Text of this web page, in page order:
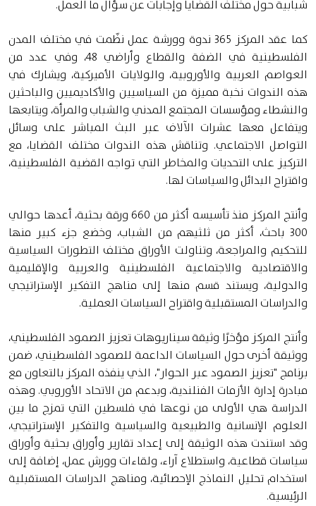
شبابية حول مختلف القضايا وإجابات عن سؤال ما العمل.
كما عقد المركز 365 ندوة وورشة عمل نظّمت في مختلف المدن
الفلسطينية في الضفة والقطاع وأراضي 48، وفي عدد من
العواصم العربية والأوروبية، والولايات الأميركية، ويشارك في
هذه الندوات نخبة مميزة من السياسيين والأكاديميين والباحثين
والنشطاء ومؤسسات المجتمع المدني والشباب والمرأة، ويتابعها
ويتفاعل معها عشرات الآلاف عبر البث المباشر على وسائل
التواصل الاجتماعي. وتناقش هذه الندوات مختلف القضايا، مع
التركيز على التحديات والمخاطر التي تواجه القضية الفلسطينية،
واقتراح البدائل والسياسات لها.
وأنتج المركز منذ تأسيسه أكثر من 660 ورقة بحثية، أعدها حوالي
300 باحث، أكثر من ثلثيهم من الشباب، وخضع جزء كبير منها
للتحكيم والمراجعة، وتناولت الأوراق مختلف التطورات السياسية
والاقتصادية والاجتماعية الفلسطينية والعربية والإقليمية
والدولية، ويستند قسم منها إلى مناهج التفكير الإستراتيجي
والدراسات المستقبلية واقتراح السياسات العملية.
وأنتج المركز مؤخرًا وثيقة سيناريوهات تعزيز الصمود الفلسطيني،
ووثيقة أخرى حول السياسات الداعمة للصمود الفلسطيني، ضمن
برنامج "تعزيز الصمود عبر الحوار"، الذي ينفذه المركز بالتعاون مع
مبادرة إدارة الأزمات الفنلندية، وبدعم من الاتحاد الأوروبي. وهذه
الدراسة هي الأولى من نوعها في فلسطين التي تمزج ما بين
العلوم الإنسانية والطبيعية والسياسية والتفكير الإستراتيجي،
وقد استندت هذه الوثيقة إلى إعداد تقارير وأوراق بحثية وأوراق
سياسات قطاعية، واستطلاع آراء، ولقاءات وورش عمل، إضافة إلى
استخدام تحليل النماذج الإحصائية، ومناهج الدراسات المستقبلية
الرئيسية.